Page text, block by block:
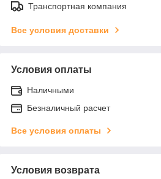
Транспортная компания
Все условия доставки
Условия оплаты
Наличными
Безналичный расчет
Все условия оплаты
Условия возврата